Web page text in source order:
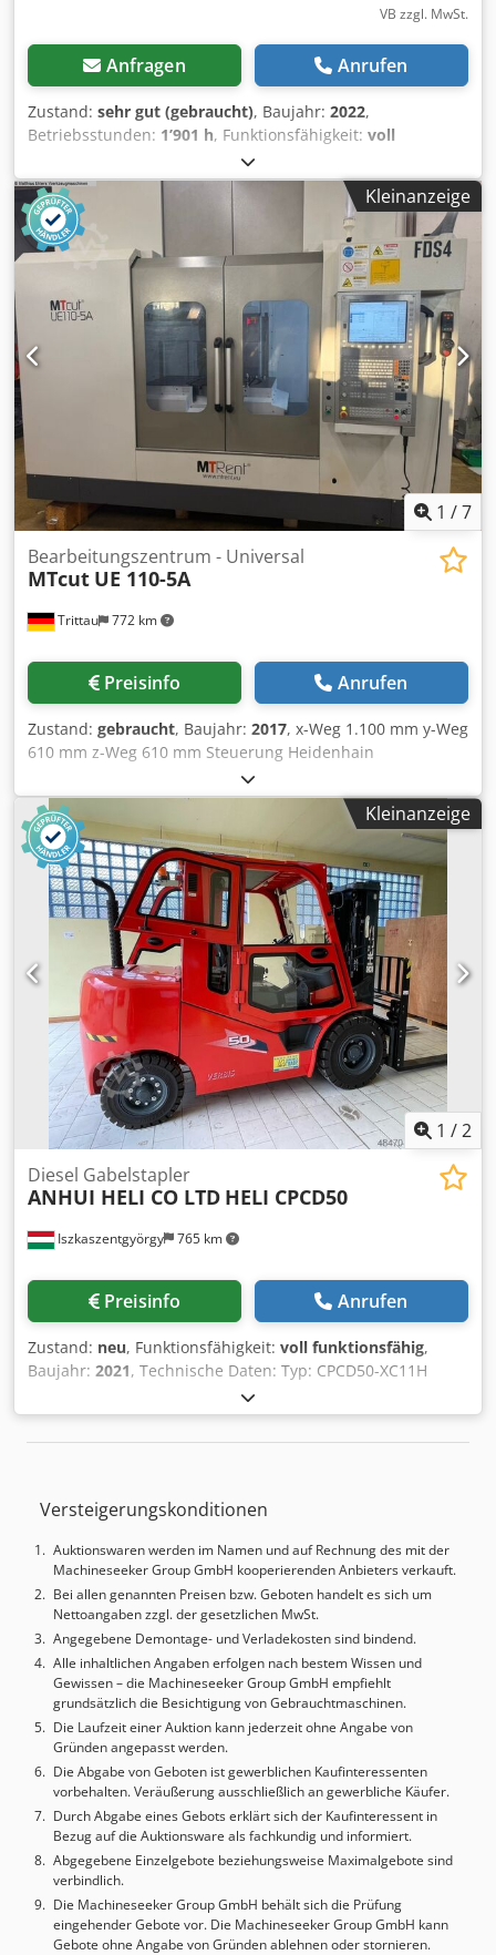
VB zzgl. MwSt.
Anfragen Anrufen
Zustand: sehr gut (gebraucht), Baujahr: 2022,
Betriebsstunden: 1’901 h, Funktionsfähigkeit: voll
, Hochpräzise Swiss-Type CNC-
Drehmaschine in ausgezeichnetem Zustand. Ideal für
kleine und mittelgroße Präzisionsteile. Ausgestattet mit
mehreren Optionen: • Direktangetriebene rotierende
Führungsbuchse • Hochdruck-Kühlsystem • Späneförderer
mit Wagen • Werkstückausförderer • Fanuc Spänebrecher-
Funktion • Bohrerbruchsensor • STG-320 hydraulisches
Magazin-Stangenladesystem (3 m, Ø3–20 mm) Perfekt für
die Fertigung von Präzisionskomponenten in der
Elektronik-, Automobil-, Medizin- und allgemeinen
Maschinenbauindustrie. Verkauf wegen geänderter
Produktionsanforderungen. Baujahr: 2022 Zustand:
Exzellent / Wenig genutzt Dwedpfxstq Hufo Adxja
Kleinanzeige
1 /7
Trittau 772 km
Bearbeitungszentrum - Universal
MTcut UE 110-5A
Preisinfo Anrufen
Zustand: gebraucht, Baujahr: 2017, x-Weg 1.100 mm y-Weg
610 mm z-Weg 610 mm Steuerung Heidenhain
Tischabmessungen 1.100 x 610 mm Anzahl der
Werkzeugplätze 40 Pos. Werkzeugaufnahme SK 40
Einschaltstunden ca. 20.432 h Spindelstunden ca. 6.642 h
Die Maschine befindet sich unserer Einschätzung nach in
einem guten gebrauchten Zustand und kann nach
Terminvereinbarung unter Strom besichtigt werden. Die
Hauptspindel wurde überholt. Zubehör, abgebildete
Werkzeuge und Spannmittel gehören nur zum
Lieferumfang wenn dies in den Zusatzinformationen
vermerkt ist. Dwjdpfx Adjyn R Ndjxsa Aenderungen und
Irrtuemer in den technischen Daten und Angaben sowie
Zwischenverkauf vorbehalten!
Kleinanzeige
1 /2
Iszkaszentgyörgy 765 km
Diesel Gabelstapler
ANHUI HELI CO LTD HELI CPCD50
Preisinfo Anrufen
Zustand: neu, Funktionsfähigkeit: voll funktionsfähig,
Baujahr: 2021, Technische Daten: Typ: CPCD50-XC11H
Tragfähigkeit: 5000 kg (500 mm Schwerpunktabstand)
Antrieb: Diesel Motor: Xinchai-Motor der Abgasstufe V, 60
kW/2200 U/min Hubmast: Duplex-Turm (zweiteilig)
mm Maschinenhöhe (Kipprahmen): 2350 mm Dwodpfx
Rangbreite (AST): 4960 mm Neigezylinder: 6° vorwärts –
12° rückwärts Räder: Vollgummireifen SE: vorn: 300-15-
18PR hinten: 7.00-12-12PR Lenkung: Hinterradlenkung,
hydraulisch Lenkung Bremssystem: Selbstnachstellende
hydraulische Trommelbremse/mechanische Sperre
Getriebe: Automatik, hydrodynamisch
Fahrgeschwindigkeit: mit Last 23 km/h, ohne Last 24 km/h
Hydraulik: 4/4-Steuerventil Beleuchtung: Voll-LED-
Beleuchtung (zwei Arbeitsscheinwerfer vorn und hinten,
Blinker, Brems- und Rückfahrscheinwerfer) Batterie:
Wartungsfreie Starterbatterie Ausstattung: Hupe, Blinker,
Rückspiegel, elektrischer Rückwärtsgang, gefederter
Fahrersitz mit Sicherheitsgurt für mehr Komfort und
Sicherheit Sicherheitsausstattung: Stabilisator, Handlauf,
Lenkradknauf, automatische Anfahrsperre Weitere
Ausstattung: Hydraulischer Gabelversteller, Seitenschieber
Versteigerungskonditionen
Auktionswaren werden im Namen und auf Rechnung des mit der
Machineseeker Group GmbH kooperierenden Anbieters verkauft.
Bei allen genannten Preisen bzw. Geboten handelt es sich um
Nettoangaben zzgl. der gesetzlichen MwSt.
Angegebene Demontage- und Verladekosten sind bindend.
Alle inhaltlichen Angaben erfolgen nach bestem Wissen und
Gewissen – die Machineseeker Group GmbH empfiehlt
grundsätzlich die Besichtigung von Gebrauchtmaschinen.
Die Laufzeit einer Auktion kann jederzeit ohne Angabe von
Gründen angepasst werden.
Die Abgabe von Geboten ist gewerblichen Kaufinteressenten
vorbehalten. Veräußerung ausschließlich an gewerbliche Käufer.
Durch Abgabe eines Gebots erklärt sich der Kaufinteressent in
Bezug auf die Auktionsware als fachkundig und informiert.
Abgegebene Einzelgebote beziehungsweise Maximalgebote sind
verbindlich.
Die Machineseeker Group GmbH behält sich die Prüfung
eingehender Gebote vor. Die Machineseeker Group GmbH kann
Gebote ohne Angabe von Gründen ablehnen oder stornieren.